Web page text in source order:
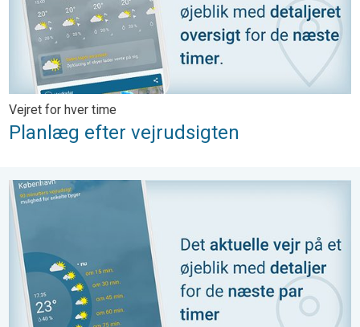
Vejret for hver time
Planlæg efter vejrudsigten
90-minutters vejret - let og ligetil. Hurtigt og aktuelt. . .